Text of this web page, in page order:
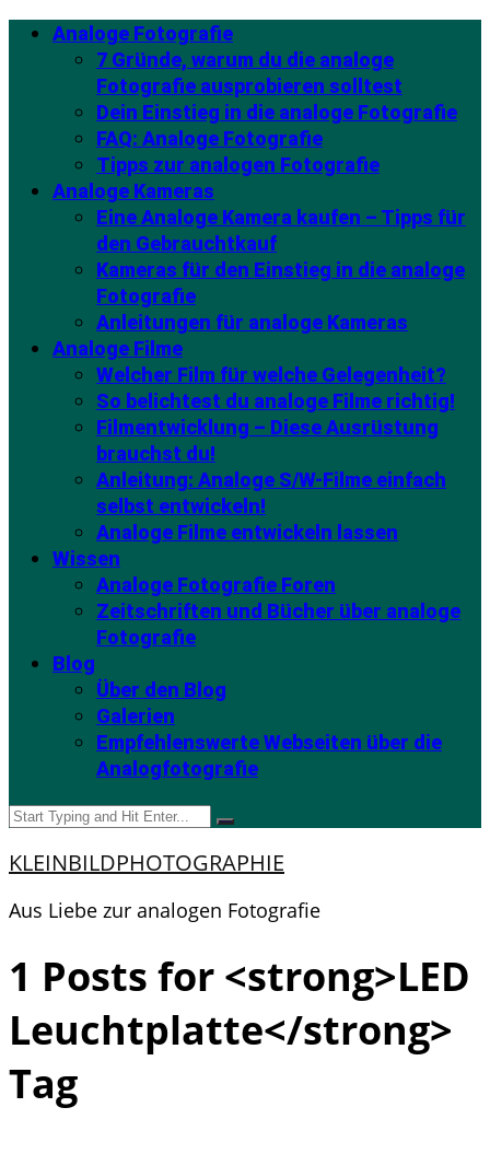
Analoge Fotografie
7 Gründe, warum du die analoge
Fotografie ausprobieren solltest
Dein Einstieg in die analoge Fotografie
FAQ: Analoge Fotografie
Tipps zur analogen Fotografie
Analoge Kameras
Eine Analoge Kamera kaufen – Tipps für
den Gebrauchtkauf
Kameras für den Einstieg in die analoge
Fotografie
Anleitungen für analoge Kameras
Analoge Filme
Welcher Film für welche Gelegenheit?
So belichtest du analoge Filme richtig!
Filmentwicklung – Diese Ausrüstung
brauchst du!
Anleitung: Analoge S/W-Filme einfach
selbst entwickeln!
Analoge Filme entwickeln lassen
Wissen
Analoge Fotografie Foren
Zeitschriften und Bücher über analoge
Fotografie
Blog
Über den Blog
Galerien
Empfehlenswerte Webseiten über die
Analogfotografie
KLEINBILDPHOTOGRAPHIE
Aus Liebe zur analogen Fotografie
1 Posts for <strong>LED
Leuchtplatte</strong>
Tag